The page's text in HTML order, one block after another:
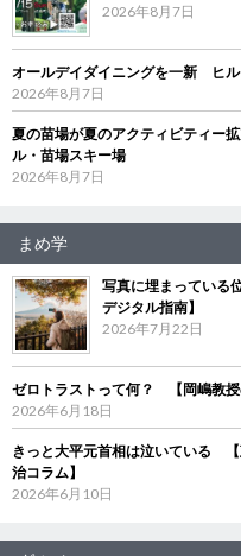
2026年8月7日
オールデイダイニングを一新 ヒ
2026年8月7日
夏の苗場が夏のアクティビティー
ル・苗場スキー場
2026年8月7日
まめ学
写真に埋まっている
デジタル指南】
2026年7月22日
ゼロトラストって何？ 【岡嶋教授
2026年6月18日
きっと大平元首相は泣いている
治コラム】
2026年6月10日